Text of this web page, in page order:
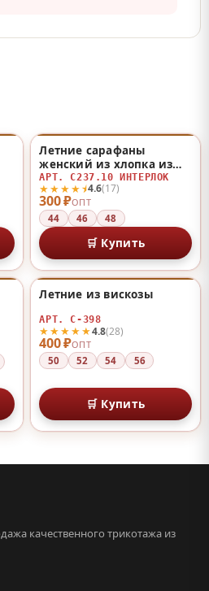
300 ₽ОПТ
★★★★⯨4.6(17)
Летние сарафаны
женский из хлопка из
хлопка
АРТ. С237.10 ИНТЕРЛОК
44 46 48
🛒 Купить
400 ₽ОПТ
★★★★★4.8(28)
Летние из вискозы
АРТ. С-398
50 52 54 56
🛒 Купить
качественного трикотажа из